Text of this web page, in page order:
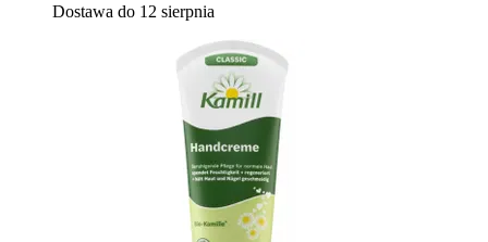
Dostawa do 12 sierpnia